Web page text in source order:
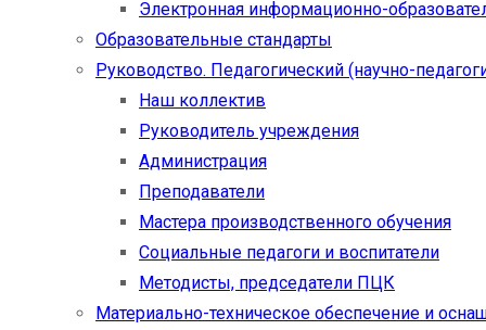
Электронная информационно-
Образовательные стандарты
Руководство. Педагогический (научно-
Наш коллектив
Руководитель учреждения
Администрация
Преподаватели
Мастера производственного обучения
Социальные педагоги и воспитатели​
Методисты, председатели ПЦК
Материально-техническое обеспечение и